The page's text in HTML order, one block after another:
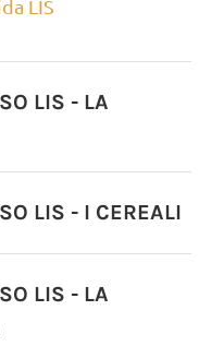
LIS
LIS - LA
LIS - I CEREALI
LIS - LA